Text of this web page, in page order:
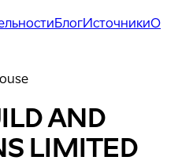
БлогИсточникиО
AND
LIMITED